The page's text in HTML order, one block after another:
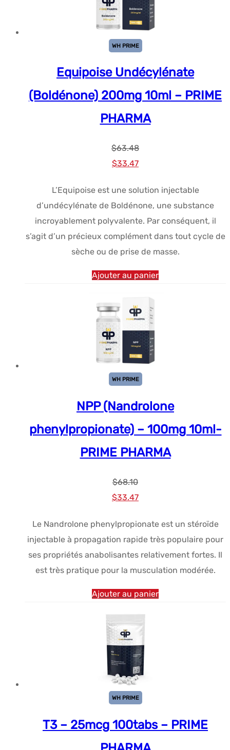
WH PRIME
Equipoise Undécylénate
(Boldénone) 200mg 10ml – PRIME
PHARMA
$63.48
Le
initial
était :
$63.48.
$33.47Le
actuel
est :
$33.47.
L’Equipoise est une solution injectable
d’undécylénate de Boldénone, une substance
incroyablement polyvalente. Par conséquent, il
s’agit d’un précieux complément dans tout cycle de
sèche ou de prise de masse.
Ajouter au panier
WH PRIME
NPP (Nandrolone
phenylpropionate) – 100mg 10ml-
PRIME PHARMA
$68.10
Le
initial
était :
$68.10.
$33.47Le
actuel
est :
$33.47.
Le Nandrolone phenylpropionate est un stéroïde
injectable à propagation rapide très populaire pour
ses propriétés anabolisantes relativement fortes. Il
est très pratique pour la musculation modérée.
Ajouter au panier
WH PRIME
T3 – 25mcg 100tabs – PRIME